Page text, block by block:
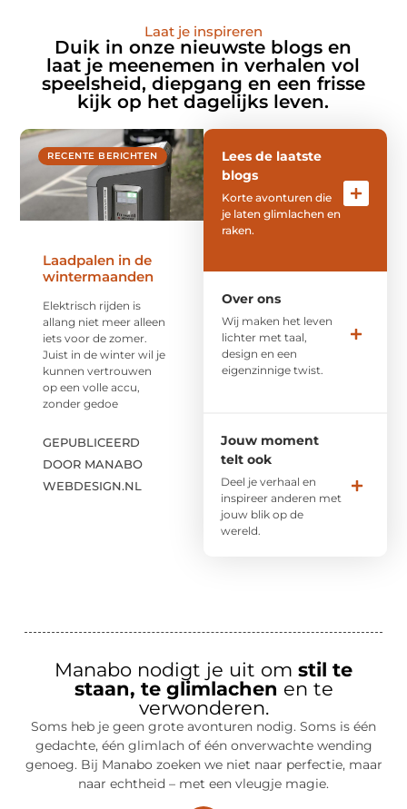
Laat je inspireren
Duik in onze nieuwste blogs en
laat je meenemen in verhalen vol
speelsheid, diepgang en een frisse
kijk op het dagelijks leven.
RECENTE BERICHTEN
Laadpalen in de
wintermaanden
Elektrisch rijden is
allang niet meer alleen
iets voor de zomer.
Juist in de winter wil je
kunnen vertrouwen
op een volle accu,
zonder gedoe
GEPUBLICEERD
DOOR MANABO
WEBDESIGN.NL
Lees de laatste
blogs
Korte avonturen die
je laten glimlachen en
raken.
Over ons
Wij maken het leven
lichter met taal,
design en een
eigenzinnige twist.
Jouw moment
telt ook
Deel je verhaal en
inspireer anderen met
jouw blik op de
wereld.
Manabo nodigt je uit om stil te
staan, te glimlachen en te
verwonderen.
Soms heb je geen grote avonturen nodig. Soms is één
gedachte, één glimlach of één onverwachte wending
genoeg. Bij Manabo zoeken we niet naar perfectie, maar
naar echtheid – met een vleugje magie.